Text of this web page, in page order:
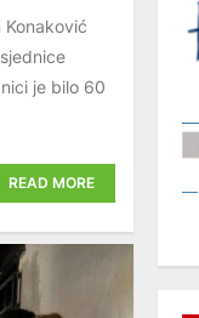
Konaković
je bilo 60
READ MORE